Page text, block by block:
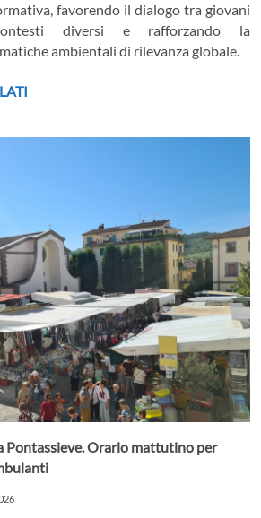
favorendo il dialogo tra giovani
diversi e rafforzando la
ambientali di rilevanza globale.
Pontassieve. Orario mattutino per